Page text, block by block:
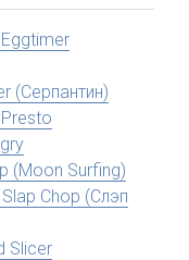
(Серпантин)
(Moon Surfing)
Chop (Слэп
Slicer